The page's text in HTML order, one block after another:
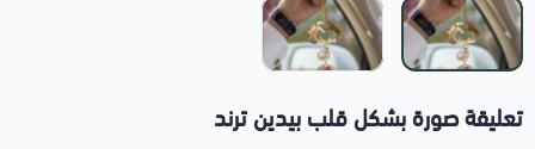
تعليقة صورة بشكل قلب بيدين ترند